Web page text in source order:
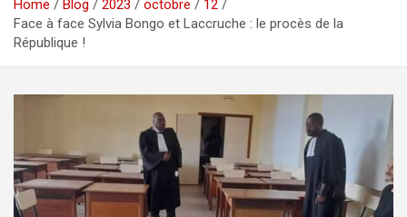
Home Blog 2023 octobre
12
Face à face Sylvia Bongo et Laccruche : le procès de la
République !